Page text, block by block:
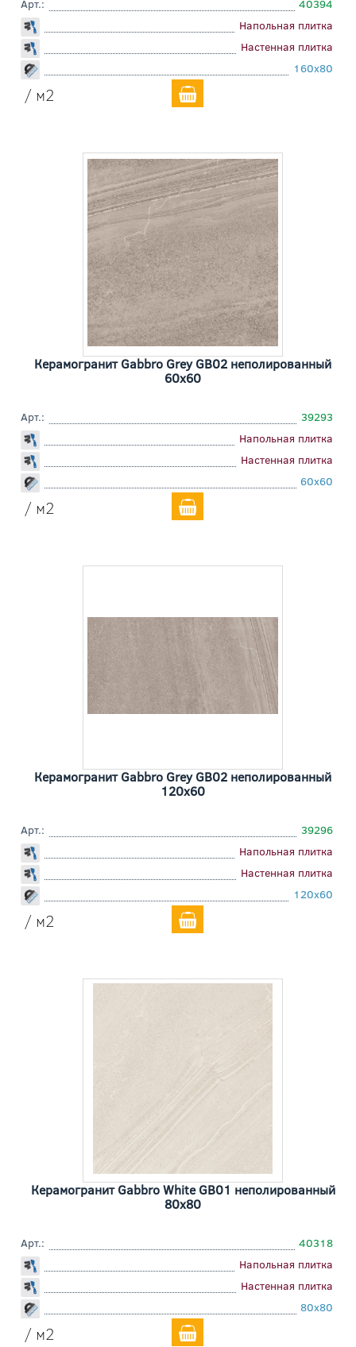
Арт.:
40394
Напольная плитка
Настенная плитка
160x80
/ м2
Керамогранит Gabbro Grey GB02 неполированный
60x60
Арт.:
39293
Напольная плитка
Настенная плитка
60x60
/ м2
Керамогранит Gabbro Grey GB02 неполированный
120x60
Арт.:
39296
Напольная плитка
Настенная плитка
120x60
/ м2
Керамогранит Gabbro White GB01 неполированный
80x80
Арт.:
40318
Напольная плитка
Настенная плитка
80x80
/ м2